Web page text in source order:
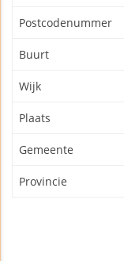
Postcodenummer
Buurt
Wijk
Plaats
Gemeente
Provincie